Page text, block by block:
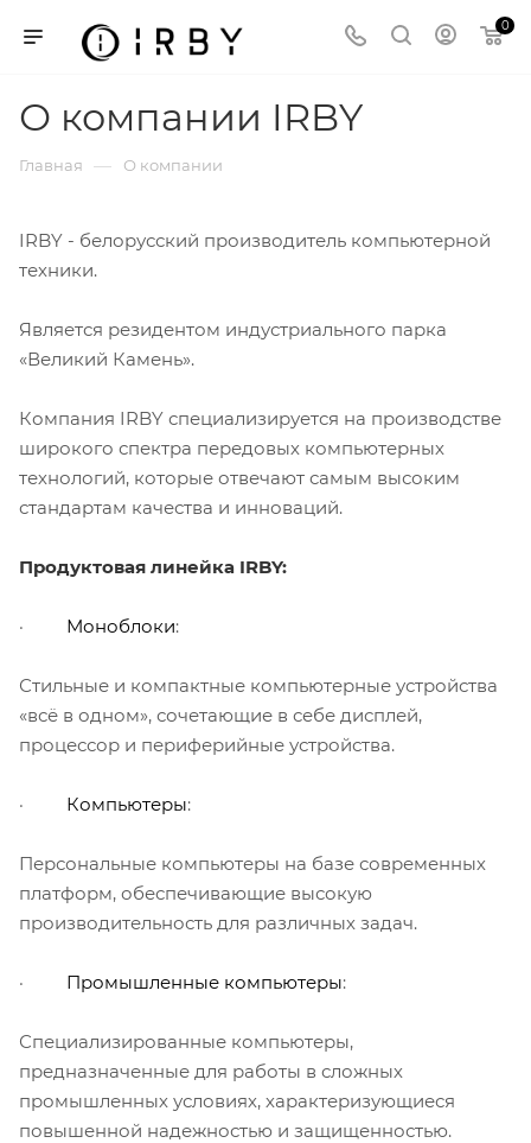
0
О компании IRBY
Главная — О компании
IRBY - белорусский производитель компьютерной
техники.
Является резидентом индустриального парка
«Великий Камень».
Компания IRBY специализируется на производстве
широкого спектра передовых компьютерных
технологий, которые отвечают самым высоким
стандартам качества и инноваций.
Продуктовая линейка IRBY:
· Моноблоки:
Стильные и компактные компьютерные устройства
«всё в одном», сочетающие в себе дисплей,
процессор и периферийные устройства.
· Компьютеры:
Персональные компьютеры на базе современных
платформ, обеспечивающие высокую
производительность для различных задач.
· Промышленные компьютеры:
Специализированные компьютеры,
предназначенные для работы в сложных
промышленных условиях, характеризующиеся
повышенной надежностью и защищенностью.